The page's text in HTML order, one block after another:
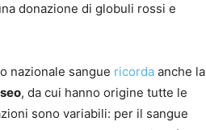
donazione di globuli rossi e
nazionale sangue ricorda anche la
, da cui hanno origine tutte le
sono variabili: per il sangue